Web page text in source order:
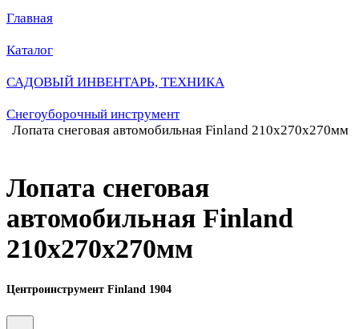
Главная
Каталог
САДОВЫЙ ИНВЕНТАРЬ, ТЕХНИКА
Снегоуборочный инструмент
Лопата снеговая автомобильная Finland 210х270х270мм
Лопата снеговая
автомобильная Finland
210х270х270мм
Центроинструмент Finland 1904